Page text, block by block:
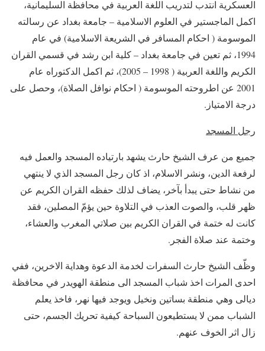
العسكرية انتدب لتدريب اللغة العربية في محافظة السليمانية،
اكمل الماجستير في العلوم الاسلامية – جامعة بغداد عن رسالته
الموسومة ( احكام المسافر في الشريعة الاسلامية) في عام
1994، ثم تعين في جامعة بغداد – كلية ابن رشد في قسمي القران
الكريم واللغة العربية ( 1998 – 2005)، ثم اكمل الدكتوراه عام
2001 عن اطروحته الموسومة ( احكام نوافل الصلاة)، وحصل على
درجة الامتياز.
رجل المسجد
جميع من عرف الشيخ حارث يشهد بارتياده المسجد والعمل فيه
لرفعة الدين، ونشر الاسلام، اذ كان رجل المسجد الذي لا ينتهي
من نشاط حتى يبدأ بآخر، يضاف لذلك حفظه القران الكريم عن
ظهر قلب، والصوت العذب في التلاوة حين يؤمّ المصلين، فقد
كانت له ختمة في القران الكريم بين صلاتي المغرب والعشاء،
وختمة عند صلاة الفجر.
وظّف الشيخ حارث السفرات لخدمة الدعوة وهداية الاخرين، ففي
احدى المرات اخذ شباب المسجد الى منطقة الهويدر في محافظة
ديالى وهي منطقة بساتين ونخيل ويوجد فيها نهر، فاخذ يعلم
الشباب ممن لا يستطيعون السباحة كيفية تحريك الجسم، حتى
زال اثر الخوف عنهم.